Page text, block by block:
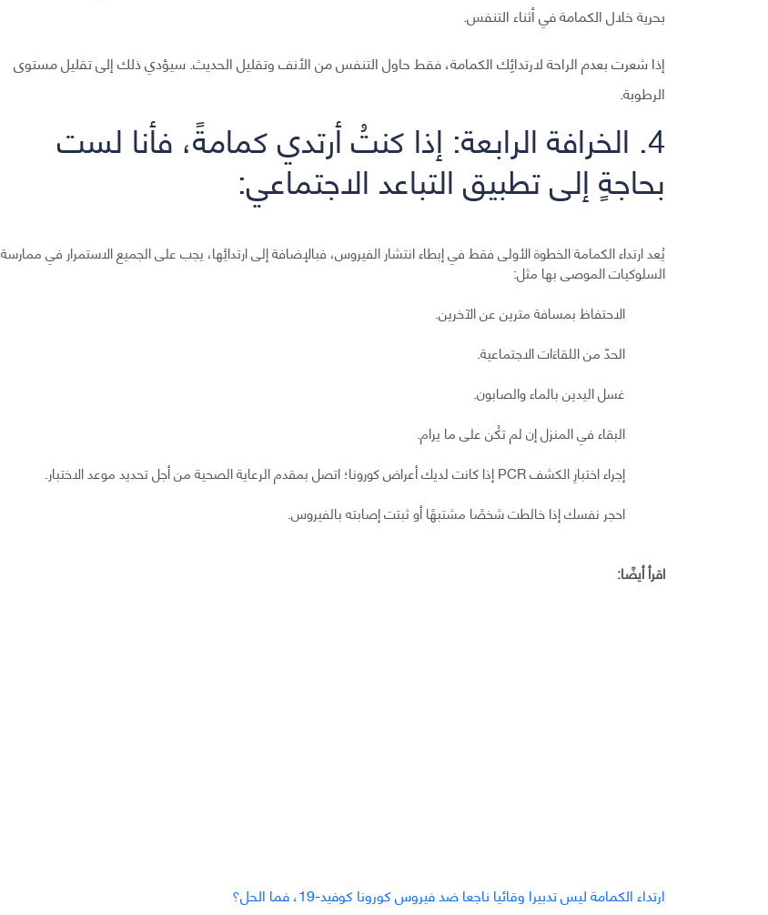
بحرية خلال الكمامة في أثناء التنفس.
إذا شعرت بعدم الراحة لارتدائِك الكمامة، فقط حاول التنفس من الأنف وتقليل الحديث. سيؤدي ذلك إلى تقليل مستوى
الرطوبة.
4. الخرافة الرابعة: إذا كنتُ أرتدي كمامةً، فأنا لست
بحاجةٍ إلى تطبيق التباعد الاجتماعي:
يُعد ارتداء الكمامة الخطوة الأولى فقط في إبطاء انتشار الفيروس، فبالإضافة إلى ارتدائِها، يجب على الجميع الاستمرار في ممارسة
السلوكيات الموصى بها مثل:
الاحتفاظ بمسافة مترين عن الآخرين.
الحدّ من اللقاءَات الاجتماعية.
غسل اليدين بالماء والصابون.
البقاء في المنزل إن لم تكُن على ما يرام.
إجراء اختبارِ الكشف PCR إذا كانت لديك أعراض كورونا؛ اتصل بمقدم الرعاية الصحية من أجل تحديد موعد الاختبار.
احجر نفسك إذا خالطت شخصًا مشتبهًا أو ثبتت إصابته بالفيروس.
اقرأ أيضًا:
ارتداء الكمامة ليس تدبيرا وقائيا ناجعا ضد فيروس كورونا كوفيد-19، فما الحل؟